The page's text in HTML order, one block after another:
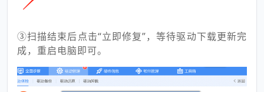
③扫描结束后点击“立即修复”，等待驱动下载更新完
成，重启电脑即可。